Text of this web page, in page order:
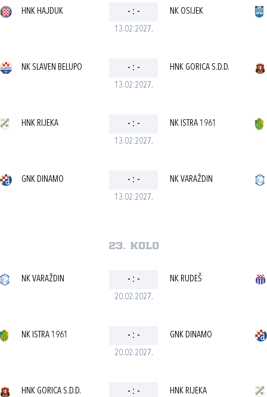
13.02.2027.
HNK HAJDUK - : - NK OSIJEK
13.02.2027.
NK SLAVEN BELUPO - : - HNK GORICA S.D.D.
13.02.2027.
HNK RIJEKA - : - NK ISTRA 1961
13.02.2027.
GNK DINAMO - : - NK VARAŽDIN
23. kolo
20.02.2027.
NK VARAŽDIN - : - NK RUDEŠ
20.02.2027.
NK ISTRA 1961 - : - GNK DINAMO
HNK GORICA S.D.D. - : - HNK RIJEKA